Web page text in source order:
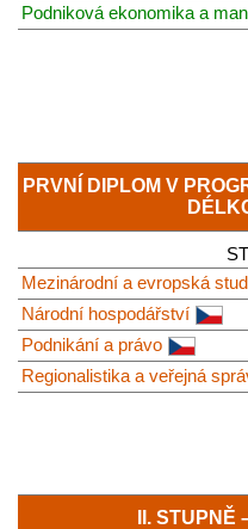
Podniková ekonomika a
PRVNÍ DIPLOM V
Mezinárodní a evropská
Národní hospodářství
Podnikání a právo
Regionalistika a veřejná
II. STUPNĚ